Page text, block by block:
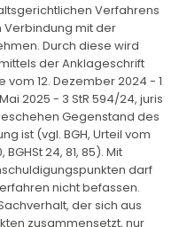
Verfahrens
Verbindung mit der
Durch diese wird
der Anklageschrift
vom 12. Dezember 2024 - 1
2025 - 3 StR 594/24, juris
Gegenstand des
ist (vgl. BGH, Urteil vom
24, 81, 85). Mit
darf
nicht befassen.
der sich aus
zusammensetzt, nur